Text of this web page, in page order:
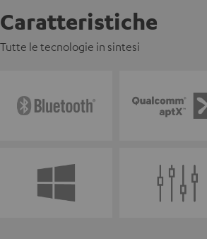
Caratteristiche
Tutte le tecnologie in sintesi